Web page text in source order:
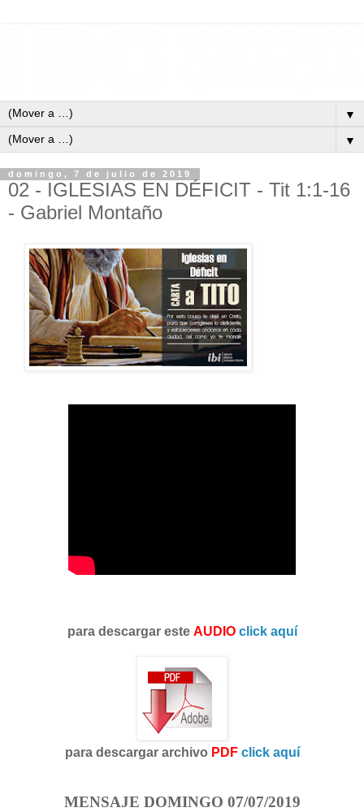
▼
▼
domingo, 7 de julio de 2019
02 - IGLESIAS EN DÉFICIT - Tit 1:1-16
- Gabriel Montaño
para descargar este AUDIO click aquí
para descargar archivo PDF click aquí
MENSAJE DOMINGO 07/07/2019